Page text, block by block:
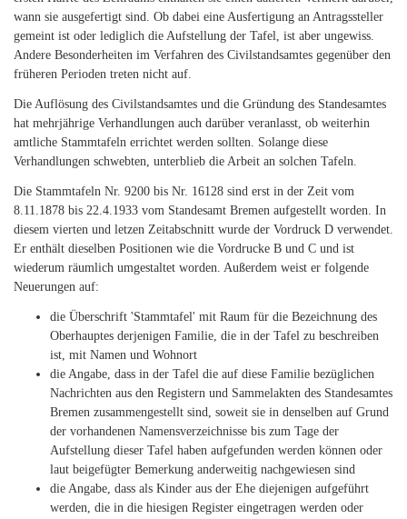
wann sie ausgefertigt sind. Ob dabei eine Ausfertigung an Antragssteller
gemeint ist oder lediglich die Aufstellung der Tafel, ist aber ungewiss.
Andere Besonderheiten im Verfahren des Civilstandsamtes gegenüber den
früheren Perioden treten nicht auf.
Die Auflösung des Civilstandsamtes und die Gründung des Standesamtes
hat mehrjährige Verhandlungen auch darüber veranlasst, ob weiterhin
amtliche Stammtafeln errichtet werden sollten. Solange diese
Verhandlungen schwebten, unterblieb die Arbeit an solchen Tafeln.
Die Stammtafeln Nr. 9200 bis Nr. 16128 sind erst in der Zeit vom
8.11.1878 bis 22.4.1933 vom Standesamt Bremen aufgestellt worden. In
diesem vierten und letzen Zeitabschnitt wurde der Vordruck D verwendet.
Er enthält dieselben Positionen wie die Vordrucke B und C und ist
wiederum räumlich umgestaltet worden. Außerdem weist er folgende
Neuerungen auf:
die Überschrift 'Stammtafel' mit Raum für die Bezeichnung des
Oberhauptes derjenigen Familie, die in der Tafel zu beschreiben
ist, mit Namen und Wohnort
die Angabe, dass in der Tafel die auf diese Familie bezüglichen
Nachrichten aus den Registern und Sammelakten des Standesamtes
Bremen zusammengestellt sind, soweit sie in denselben auf Grund
der vorhandenen Namensverzeichnisse bis zum Tage der
Aufstellung dieser Tafel haben aufgefunden werden können oder
laut beigefügter Bemerkung anderweitig nachgewiesen sind
die Angabe, dass als Kinder aus der Ehe diejenigen aufgeführt
werden, die in die hiesigen Register eingetragen werden oder